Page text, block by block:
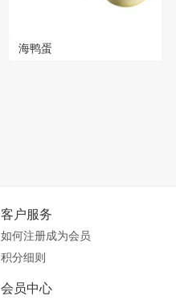
海鸭蛋
客户服务
如何注册成为会员
积分细则
会员中心